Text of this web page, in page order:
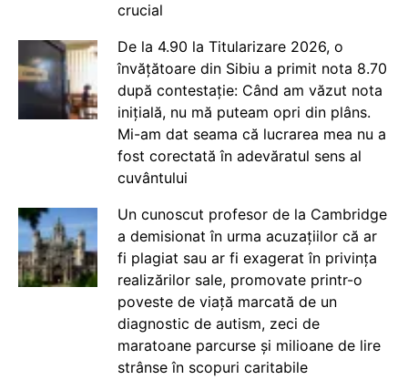
crucial
De la 4.90 la Titularizare 2026, o
învățătoare din Sibiu a primit nota 8.70
după contestație: Când am văzut nota
inițială, nu mă puteam opri din plâns.
Mi-am dat seama că lucrarea mea nu a
fost corectată în adevăratul sens al
cuvântului
Un cunoscut profesor de la Cambridge
a demisionat în urma acuzațiilor că ar
fi plagiat sau ar fi exagerat în privința
realizărilor sale, promovate printr-o
poveste de viață marcată de un
diagnostic de autism, zeci de
maratoane parcurse și milioane de lire
strânse în scopuri caritabile